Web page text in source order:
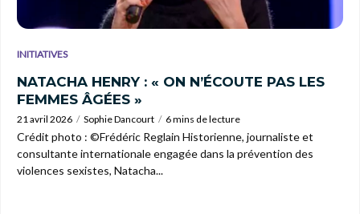
INITIATIVES
NATACHA HENRY : « ON N’ÉCOUTE PAS LES
FEMMES ÂGÉES »
21 avril 2026 Sophie Dancourt 6 mins de lecture
Crédit photo : ©Frédéric Reglain Historienne, journaliste et
consultante internationale engagée dans la prévention des
violences sexistes, Natacha...